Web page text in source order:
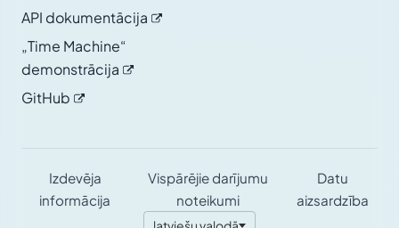
API dokumentācija
„Time Machine“
demonstrācija
GitHub
Izdevēja
informācija
Vispārējie darījumu
noteikumi
Datu
aizsardzība